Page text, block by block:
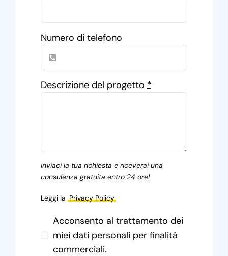
Numero di telefono
Descrizione del progetto*
Inviaci la tua richiesta e riceverai una
consulenza gratuita entro 24 ore!
Leggi la Privacy Policy
Acconsento al trattamento dei
miei dati personali per finalità
commerciali.